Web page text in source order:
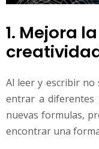
1. Mejora
Al leer y escribir no
entrar a diferentes
nuevas formulas,
encontrar una